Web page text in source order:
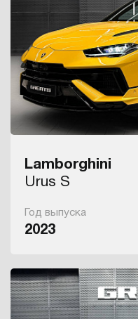
Lamborghini
Urus S
Год выпуска
2023